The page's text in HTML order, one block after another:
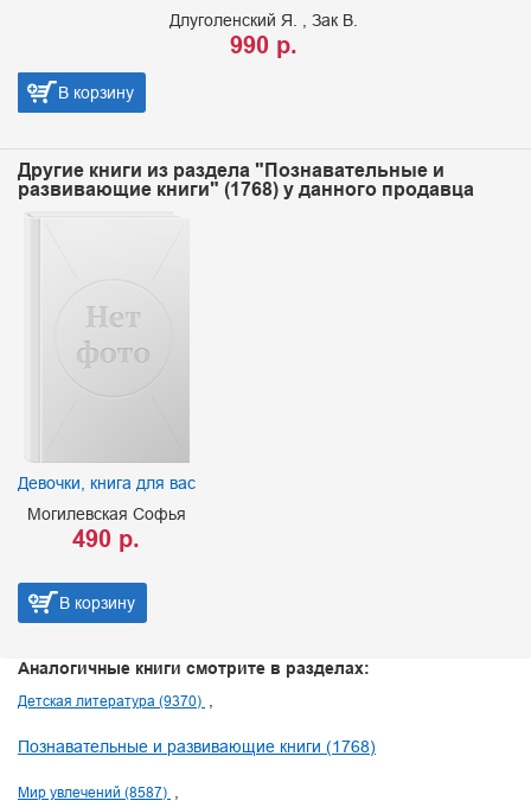
Длуголенский Я.
Зак В.
990 р.
В корзину
Другие книги из раздела "Познавательные и
развивающие книги" (1768) у данного продавца
Девочки, книга для вас
Могилевская Софья
490 р.
В корзину
Аналогичные книги смотрите в разделах:
Детская литература (9370)
Познавательные и развивающие книги (1768)
Мир увлечений (8587)